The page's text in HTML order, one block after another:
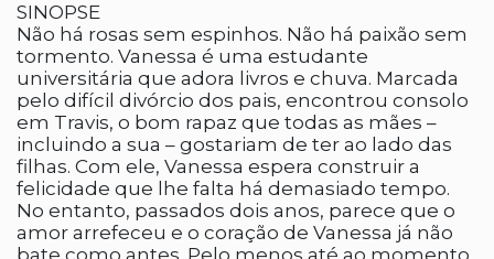
SINOPSE
Não há rosas sem espinhos. Não há paixão sem
tormento. Vanessa é uma estudante
universitária que adora livros e chuva. Marcada
pelo difícil divórcio dos pais, encontrou consolo
em Travis, o bom rapaz que todas as mães –
incluindo a sua – gostariam de ter ao lado das
filhas. Com ele, Vanessa espera construir a
felicidade que lhe falta há demasiado tempo.
No entanto, passados dois anos, parece que o
amor arrefeceu e o coração de Vanessa já não
bate como antes. Pelo menos até ao momento